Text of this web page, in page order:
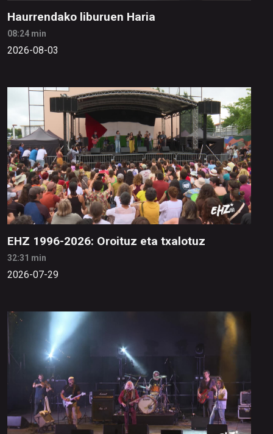
Haurrendako liburuen Haria
08:24 min
2026-08-03
EHZ 1996-2026: Oroituz eta txalotuz
32:31 min
2026-07-29